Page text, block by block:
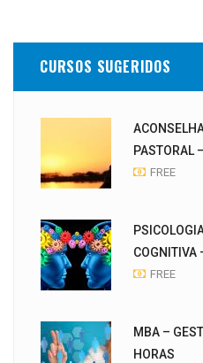
CURSOS SUGERIDOS
PASTORAL
FREE
COGNITIVA
FREE
MBA –
HORAS